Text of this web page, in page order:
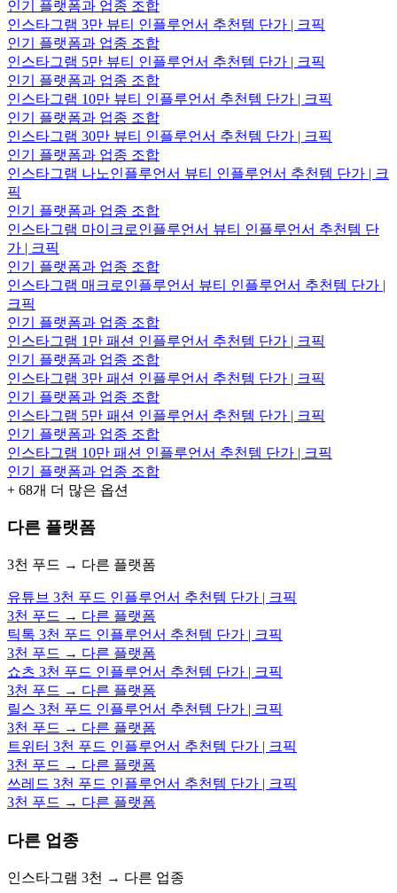
인기 플랫폼과 업종 조합
인스타그램 3만 뷰티 인플루언서 추천템 단가 | 크픽
인기 플랫폼과 업종 조합
인스타그램 5만 뷰티 인플루언서 추천템 단가 | 크픽
인기 플랫폼과 업종 조합
인스타그램 10만 뷰티 인플루언서 추천템 단가 | 크픽
인기 플랫폼과 업종 조합
인스타그램 30만 뷰티 인플루언서 추천템 단가 | 크픽
인기 플랫폼과 업종 조합
인스타그램 나노인플루언서 뷰티 인플루언서 추천템 단가 | 크
픽
인기 플랫폼과 업종 조합
인스타그램 마이크로인플루언서 뷰티 인플루언서 추천템 단
가 | 크픽
인기 플랫폼과 업종 조합
인스타그램 매크로인플루언서 뷰티 인플루언서 추천템 단가 |
크픽
인기 플랫폼과 업종 조합
인스타그램 1만 패션 인플루언서 추천템 단가 | 크픽
인기 플랫폼과 업종 조합
인스타그램 3만 패션 인플루언서 추천템 단가 | 크픽
인기 플랫폼과 업종 조합
인스타그램 5만 패션 인플루언서 추천템 단가 | 크픽
인기 플랫폼과 업종 조합
인스타그램 10만 패션 인플루언서 추천템 단가 | 크픽
인기 플랫폼과 업종 조합
+ 68개 더 많은 옵션
다른 플랫폼
3천 푸드 → 다른 플랫폼
유튜브 3천 푸드 인플루언서 추천템 단가 | 크픽
3천 푸드 → 다른 플랫폼
틱톡 3천 푸드 인플루언서 추천템 단가 | 크픽
3천 푸드 → 다른 플랫폼
쇼츠 3천 푸드 인플루언서 추천템 단가 | 크픽
3천 푸드 → 다른 플랫폼
릴스 3천 푸드 인플루언서 추천템 단가 | 크픽
3천 푸드 → 다른 플랫폼
트위터 3천 푸드 인플루언서 추천템 단가 | 크픽
3천 푸드 → 다른 플랫폼
쓰레드 3천 푸드 인플루언서 추천템 단가 | 크픽
3천 푸드 → 다른 플랫폼
다른 업종
인스타그램 3천 → 다른 업종